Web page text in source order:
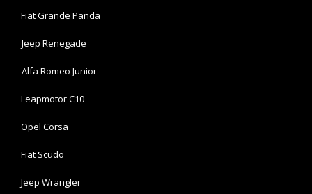
Fiat Grande Panda
Jeep Renegade
Alfa Romeo Junior
Leapmotor C10
Opel Corsa
Fiat Scudo
Jeep Wrangler